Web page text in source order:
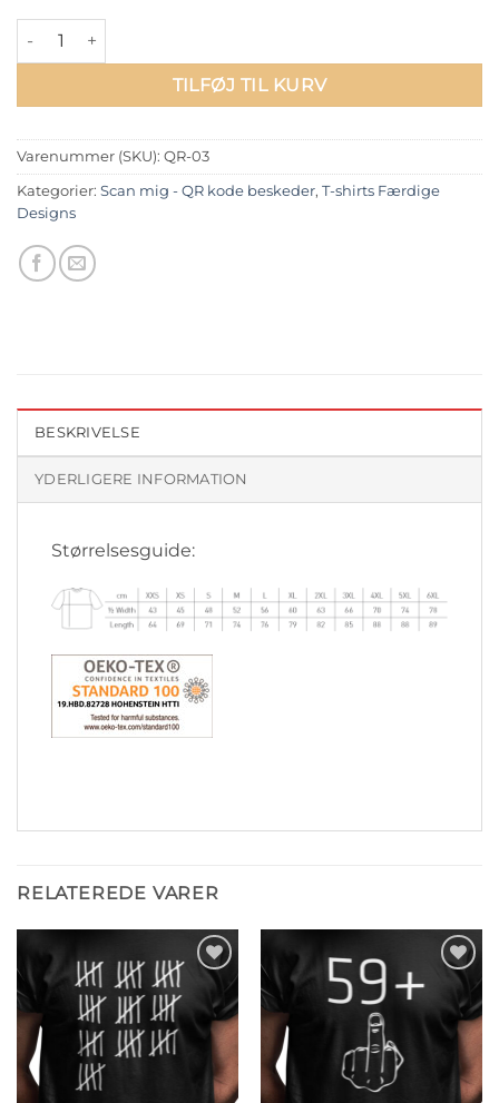
Scan mig - QR beskeder: "Fuck you" antal
TILFØJ TIL KURV
Varenummer (SKU): QR-03
Kategorier: Scan mig - QR kode beskeder, T-shirts Færdige
Designs
BESKRIVELSE
YDERLIGERE INFORMATION
Størrelsesguide:
RELATEREDE VARER
Tilføj til
ønskeliste
Tilføj til
ønskeliste